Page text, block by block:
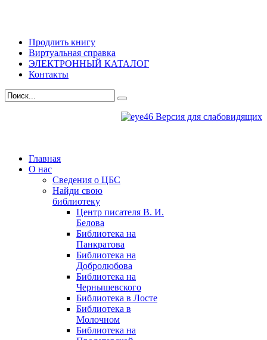
Продлить книгу
Виртуальная справка
ЭЛЕКТРОННЫЙ КАТАЛОГ
Контакты
Версия для слабовидящих
Главная
О нас
Сведения о ЦБС
Найди свою
библиотеку
Центр писателя В. И.
Белова
Библиотека на
Панкратова
Библиотека на
Добролюбова
Библиотека на
Чернышевского
Библиотека в Лосте
Библиотека в
Молочном
Библиотека на